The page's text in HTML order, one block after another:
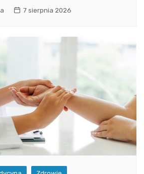
7 sierpnia 2026